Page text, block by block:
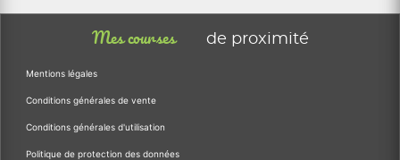
Mes courses de proximité
Mentions légales
Conditions générales de vente
Conditions générales d'utilisation
Politique de protection des données